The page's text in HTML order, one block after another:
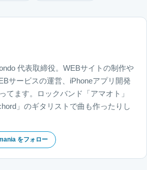
代表取締役。WEBサイトの制作や
サービスの運営、iPhoneアプリ開発
てます。ロックバンド「アマオト」
」のギタリストで曲も作ったりし
をフォロー